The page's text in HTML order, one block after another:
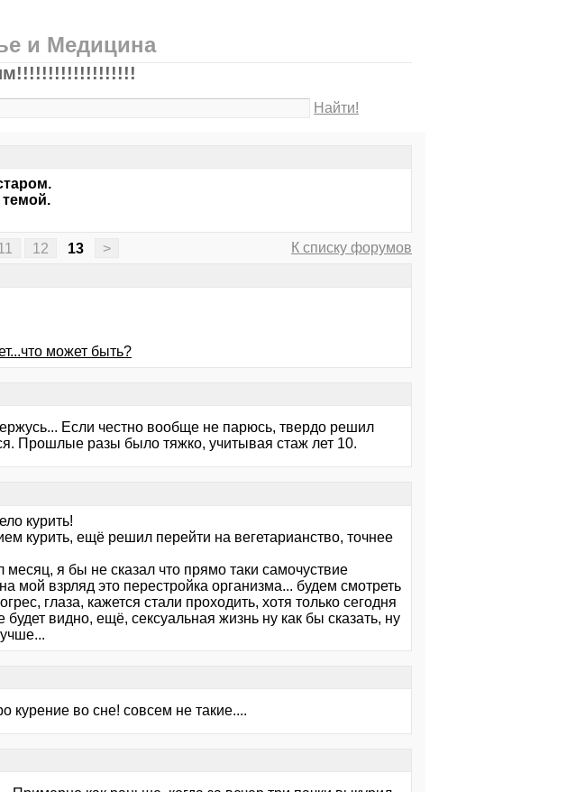
и Медицина
Найти!
12 13 >
К списку форумов
может быть?
Если честно вообще не парюсь, твердо решил
Прошлые разы было тяжко, учитывая стаж лет 10.
курить!
курить, ещё решил перейти на вегетарианство, точнее
я бы не сказал что прямо таки самочуствие
мой взрляд это перестройка организма... будем смотреть
глаза, кажется стали проходить, хотя только сегодня
видно, ещё, сексуальная жизнь ну как бы сказать, ну
курение во сне! совсем не такие....